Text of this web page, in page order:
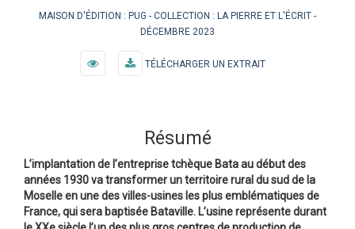
MAISON D'ÉDITION : PUG COLLECTION : LA PIERRE ET L'ÉCRIT
DÉCEMBRE 2023
TÉLÉCHARGER UN EXTRAIT
Résumé
L’implantation de l’entreprise tchèque Bata au début des
années 1930 va transformer un territoire rural du sud de la
Moselle en une des villes-usines les plus emblématiques de
France, qui sera baptisée Bataville. L’usine représente durant